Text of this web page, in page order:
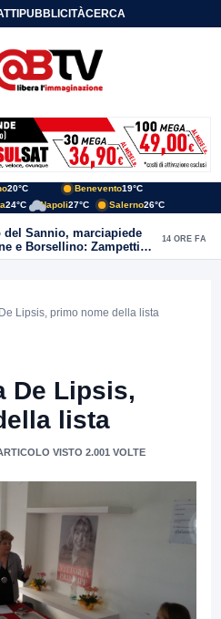
PUBBLICITÀCERCA
20°C Benevento19°C
24°C Napoli27°C Salerno26°C
del Sannio, marciapiede
e Borsellino: Zampetti e
alle polemiche
14 ORE FA
Lipsis, primo nome della lista
De Lipsis,
lista
VISTO 2.001 VOLTE